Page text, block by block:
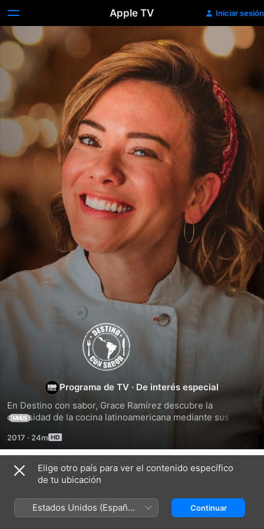
Apple TV Iniciar sesión
Destino
con
sabor
Programa de TV · De interés especial
En Destino con sabor, Grace Ramírez descubre la
diversidad de la cocina latinoamericana mediante sus
región. Ella probará recetas familiares de generaciones
pasadas.
MÁS
2017 · 24m
Temporada 1
Elige otro país para ver el contenido específico
de tu ubicación
Estados Unidos (Español
México)
Continuar